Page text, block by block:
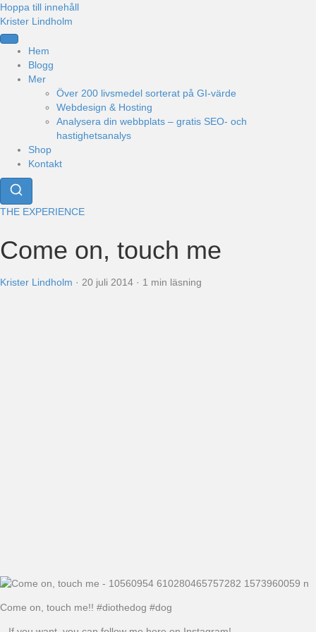
Hoppa till innehåll
Krister Lindholm
Hem
Blogg
Mer
Över 200 livsmedel sorterat på GI-värde
Webdesign & Hosting
Analysera din webbplats – gratis SEO- och
hastighetsanalys
Shop
Kontakt
THE EXPERIENCE
Come on, touch me
Krister Lindholm · 20 juli 2014 · 1 min läsning
Come on, touch me!! #diothedog #dog